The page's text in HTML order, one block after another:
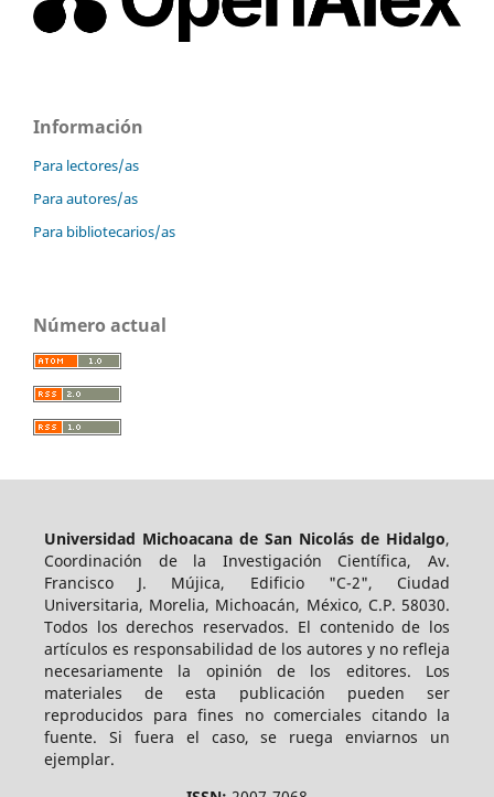
Información
Para lectores/as
Para autores/as
Para bibliotecarios/as
Número actual
Universidad Michoacana de San Nicolás de Hidalgo,
Coordinación de la Investigación Científica, Av.
Francisco J. Mújica, Edificio "C-2", Ciudad
Universitaria, Morelia, Michoacán, México, C.P. 58030.
Todos los derechos reservados. El contenido de los
artículos es responsabilidad de los autores y no refleja
necesariamente la opinión de los editores. Los
materiales de esta publicación pueden ser
reproducidos para fines no comerciales citando la
fuente. Si fuera el caso, se ruega enviarnos un
ejemplar.